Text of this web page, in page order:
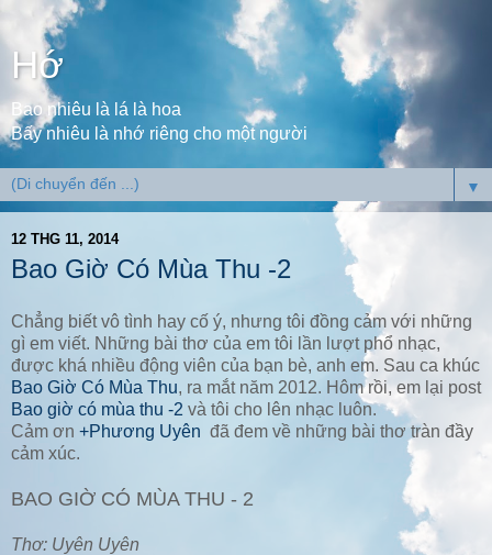
Hớ
Bao nhiêu là lá là hoa
Bấy nhiêu là nhớ riêng cho một người
▼
12 THG 11, 2014
Bao Giờ Có Mùa Thu -2
Chẳng biết vô tình hay cố ý, nhưng tôi đồng cảm với những
gì em viết. Những bài thơ của em tôi lần lượt phổ nhạc,
được khá nhiều động viên của bạn bè, anh em. Sau ca khúc
Bao Giờ Có Mùa Thu, ra mắt năm 2012. Hôm rồi, em lại post
Bao giờ có mùa thu -2 và tôi cho lên nhạc luôn.
Cảm ơn +Phương Uyên đã đem về những bài thơ tràn đầy
cảm xúc.
BAO GIỜ CÓ MÙA THU - 2
Thơ: Uyên Uyên